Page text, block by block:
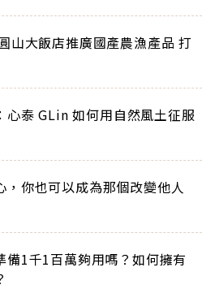
山大飯店推廣國產農漁產品 打
心泰 GLin 如何用自然風土征服
你也可以成為那個改變他人
備1千1百萬夠用嗎？如何擁有